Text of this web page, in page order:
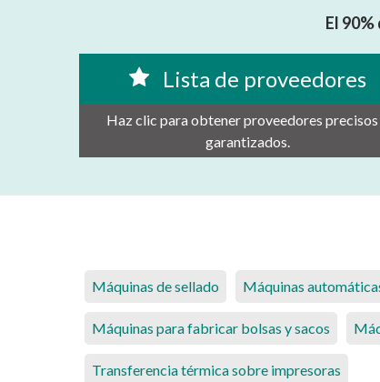
El
Lista de proveedores
Haz clic para obtener proveedores
garantizados.
Máquinas de sellado Máquinas
Máquinas para fabricar bolsas y sacos
Transferencia térmica sobre impresoras